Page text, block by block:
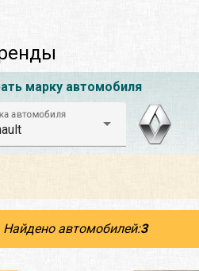
марку автомобиля
автомобиля
Найдено автомобилей:3